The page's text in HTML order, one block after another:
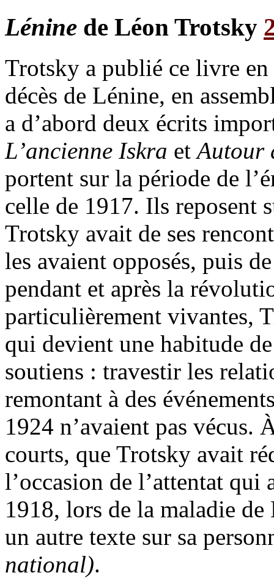
Lénine de Léon Trotsky
Trotsky a publié ce livre
décès de Lénine, en
a d’abord deux écrits
L’ancienne Iskra etAutour
portent sur la période de
celle de 1917. Ils reposent
Trotsky avait de ses
les avaient opposés, puis
pendant et après la
particulièrement vivantes,
qui devient une habitude
soutiens : travestir les
remontant à des
1924 n’avaient pas vécus.
courts, que Trotsky avait
l’occasion de l’attentat
1918, lors de la maladie
un autre texte sur sa
national).